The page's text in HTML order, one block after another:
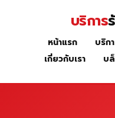
หน้าแรก
บริการ
หน้าแรก บริก
เกี่ยวกับเรา
บ